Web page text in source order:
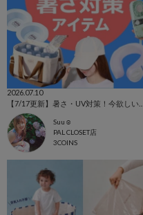
2026.07.10
Suu☺︎
PAL CLOSET店
3COINS